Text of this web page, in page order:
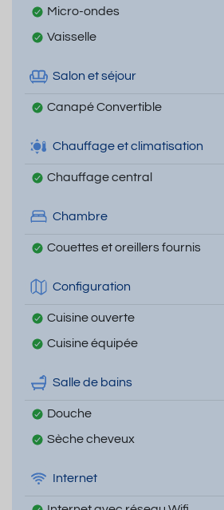
Micro-ondes
Vaisselle
Salon et séjour
Canapé Convertible
Chauffage et climatisation
Chauffage central
Chambre
Couettes et oreillers fournis
Configuration
Cuisine ouverte
Cuisine équipée
Salle de bains
Douche
Sèche cheveux
Internet